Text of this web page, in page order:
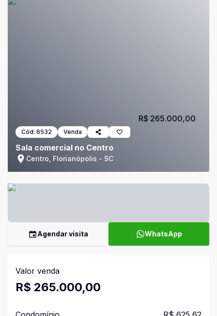
Cód: 6532 Venda
Sala comercial no Centro
Centro, Florianópolis - SC
R$ 265.000,00
Agendar visita WhatsApp
Valor venda
R$ 265.000,00